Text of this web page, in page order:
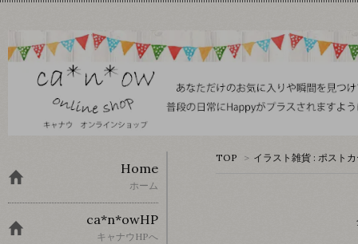
TOP > イラスト雑貨 : ポスト
Home
ホーム
ca*n*owHP
キャナウHPへ